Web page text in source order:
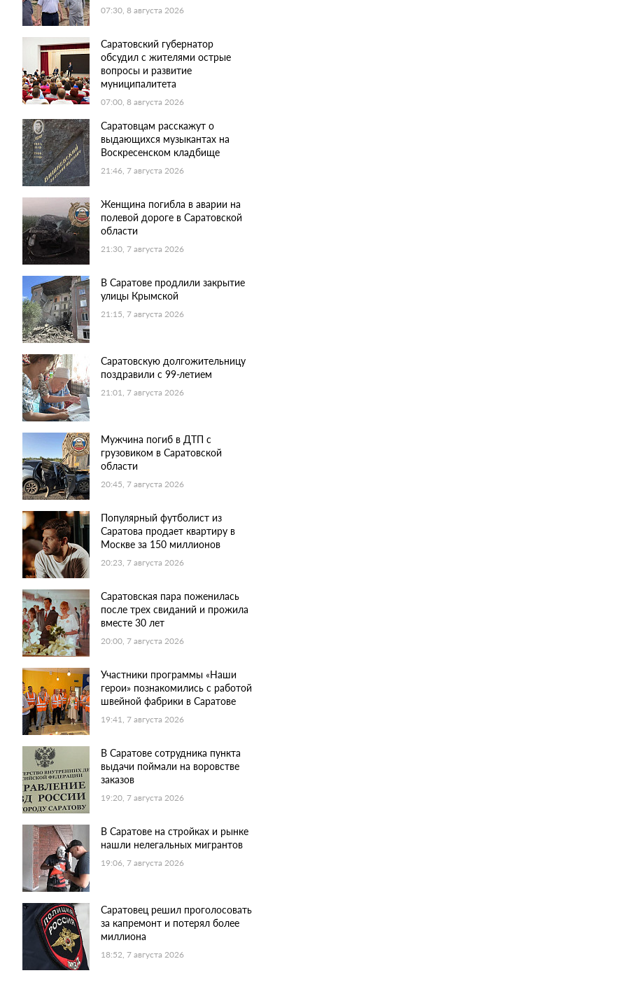
07:30, 8 августа 2026
Саратовский губернатор
обсудил с жителями острые
вопросы и развитие
муниципалитета
07:00, 8 августа 2026
Саратовцам расскажут о
выдающихся музыкантах на
Воскресенском кладбище
21:46, 7 августа 2026
Женщина погибла в аварии на
полевой дороге в Саратовской
области
21:30, 7 августа 2026
В Саратове продлили закрытие
улицы Крымской
21:15, 7 августа 2026
Саратовскую долгожительницу
поздравили с 99-летием
21:01, 7 августа 2026
Мужчина погиб в ДТП с
грузовиком в Саратовской
области
20:45, 7 августа 2026
Популярный футболист из
Саратова продает квартиру в
Москве за 150 миллионов
20:23, 7 августа 2026
Саратовская пара поженилась
после трех свиданий и прожила
вместе 30 лет
20:00, 7 августа 2026
Участники программы «Наши
герои» познакомились с работой
швейной фабрики в Саратове
19:41, 7 августа 2026
В Саратове сотрудника пункта
выдачи поймали на воровстве
заказов
19:20, 7 августа 2026
В Саратове на стройках и рынке
нашли нелегальных мигрантов
19:06, 7 августа 2026
Саратовец решил проголосовать
за капремонт и потерял более
миллиона
18:52, 7 августа 2026